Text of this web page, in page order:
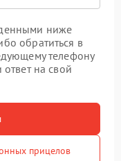
ниже
обратиться в
телефону
на свой
прицелов